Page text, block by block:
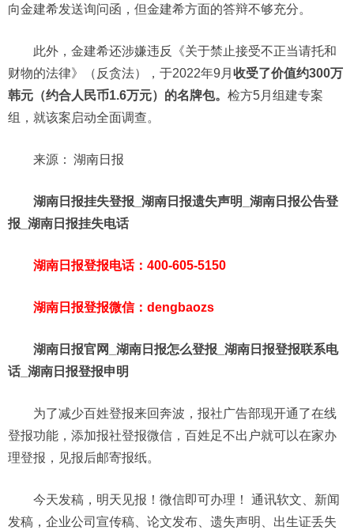
向金建希发送询问函，但金建希方面的答辩不够充分。
此外，金建希还涉嫌违反《关于禁止接受不正当请托和
财物的法律》（反贪法），于2022年9月 收受了价值约300万
韩元（约合人民币1.6万元）的名牌包。 检方5月组建专案
组，就该案启动全面调查。
来源： 湖南日报
湖南日报挂失登报_湖南日报遗失声明_湖南日报公告登
报_湖南日报挂失电话
湖南日报登报电话：400-605-5150
湖南日报登报微信：dengbaozs
湖南日报官网_湖南日报怎么登报_湖南日报登报联系电
话_湖南日报登报申明
为了减少百姓登报来回奔波，报社广告部现开通了在线
登报功能，添加报社登报微信，百姓足不出户就可以在家办
理登报，见报后邮寄报纸。
今天发稿，明天见报！微信即可办理！ 通讯软文、新闻
发稿，企业公司宣传稿、论文发布、遗失声明、出生证丢失